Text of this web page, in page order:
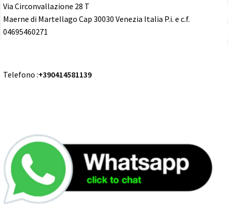
Via Circonvallazione 28 T
Maerne di Martellago Cap 30030 Venezia Italia P.i. e c.f.
04695460271
Telefono :+390414581139